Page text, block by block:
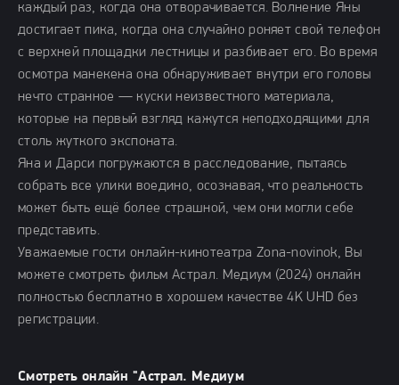
каждый раз, когда она отворачивается. Волнение Яны
достигает пика, когда она случайно роняет свой телефон
с верхней площадки лестницы и разбивает его. Во время
осмотра манекена она обнаруживает внутри его головы
нечто странное — куски неизвестного материала,
которые на первый взгляд кажутся неподходящими для
столь жуткого экспоната.
Яна и Дарси погружаются в расследование, пытаясь
собрать все улики воедино, осознавая, что реальность
может быть ещё более страшной, чем они могли себе
представить.
Уважаемые гости онлайн-кинотеатра Zona-novinok, Вы
можете смотреть фильм Астрал. Медиум (2024) онлайн
полностью бесплатно в хорошем качестве 4K UHD без
регистрации.
Смотреть онлайн "Астрал. Медиум